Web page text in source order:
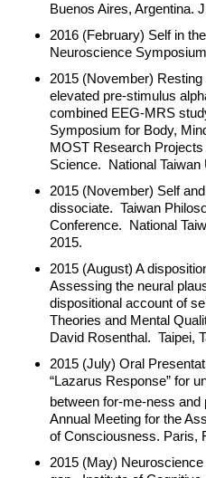
Buenos Aires, Argentina.
2016 (February) Self in
Neuroscience
2015 (November)
elevated pre-stimulus
combined EEG-MRS
Symposium for Body,
MOST Research
Science. National
2015 (November) Self
dissociate. Taiwan
Conference. National
2015.
2015 (August) A
Assessing the neural
dispositional account of
Theories and Mental
David Rosenthal. Taipei,
2015 (July) Oral
“Lazarus Response” for
between for-me-ness
Annual Meeting for the
of Consciousness. Paris,
2015 (May)